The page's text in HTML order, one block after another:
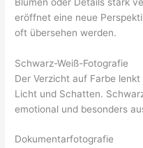
eröffnet eine neue
oft übersehen werden.
Schwarz-Weiß-Fotografie
Der Verzicht auf Farbe
Licht und Schatten.
emotional und besonders
Dokumentarfotografie